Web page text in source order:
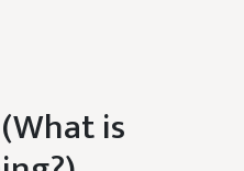
(What is